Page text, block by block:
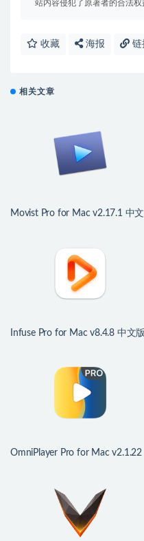
站内容侵犯了原著者的合法权
收藏 海报 链
相关文章
Movist Pro for Mac v2.17.1 中文
Infuse Pro for Mac v8.4.8 中文版
OmniPlayer Pro for Mac v2.1.22